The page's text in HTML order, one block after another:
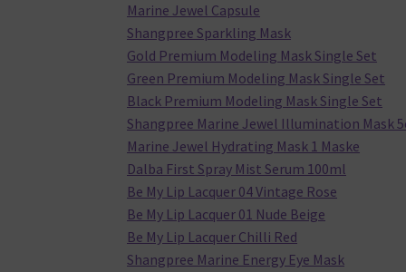
Marine Jewel Capsule
Shangpree Sparkling Mask
Gold Premium Modeling Mask Single Set
Green Premium Modeling Mask Single Set
Black Premium Modeling Mask Single Set
Shangpree Marine Jewel Illumination Mask
Marine Jewel Hydrating Mask 1 Maske
Dalba First Spray Mist Serum 100ml
Be My Lip Lacquer 04 Vintage Rose
Be My Lip Lacquer 01 Nude Beige
Be My Lip Lacquer Chilli Red
Shangpree Marine Energy Eye Mask